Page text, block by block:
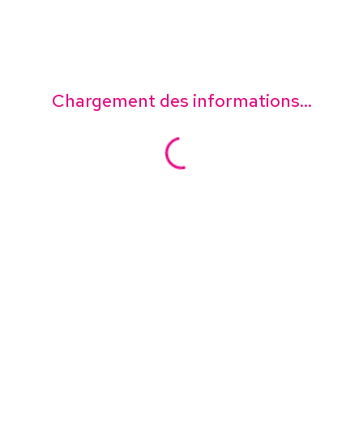
Chargement des informations...